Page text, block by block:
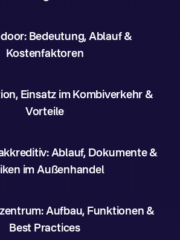
Bedeutung, Ablauf &
Kostenfaktoren
Einsatz im Kombiverkehr &
Vorteile
Ablauf, Dokumente &
im Außenhandel
Aufbau, Funktionen &
Best Practices